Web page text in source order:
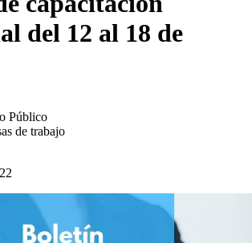
del 12 al 18 de
Público
de trabajo